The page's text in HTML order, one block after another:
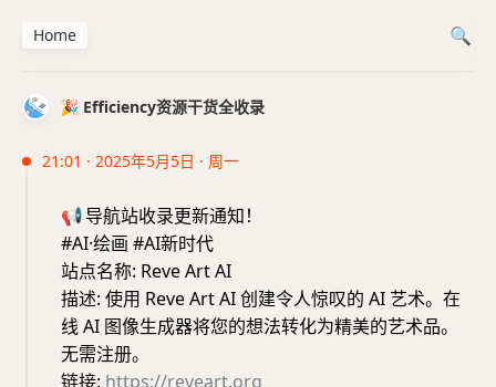
🎉 Efficiency资源干货全收录
21:01 · 2025年5月5日 · 周一
📢导航站收录更新通知！
#AI·绘画 #AI新时代
站点名称: Reve Art AI
描述: 使用 Reve Art AI 创建令人惊叹的 AI 艺术。在
线 AI 图像生成器将您的想法转化为精美的艺术品。
无需注册。
链接: https://reveart.org
Home